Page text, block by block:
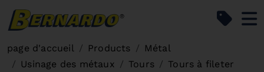
page d'accueil Products
Métal
Usinage des métaux
Tours
Tours à fileter